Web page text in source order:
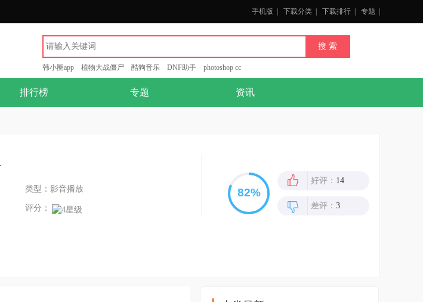
手机版 下载分类 下载排行 专题
韩小圈app 植物大战僵尸 酷狗音乐 DNF助手 photoshop cc
排行榜 专题 资讯
类型：影音播放
评分：
好评： 14
差评： 3